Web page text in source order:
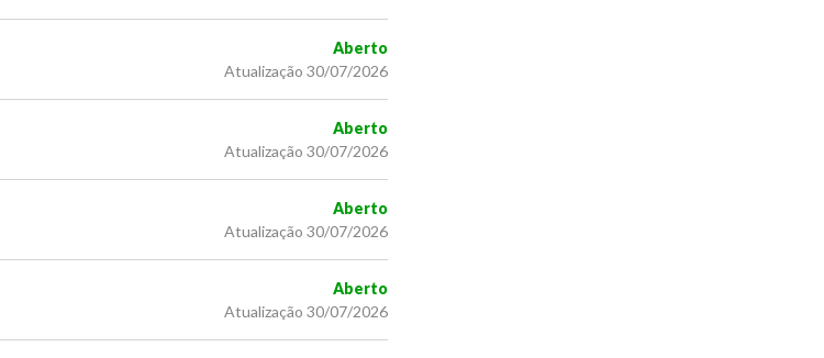
Aberto
Atualização 30/07/2026
Aberto
Atualização 30/07/2026
Aberto
Atualização 30/07/2026
Aberto
Atualização 30/07/2026